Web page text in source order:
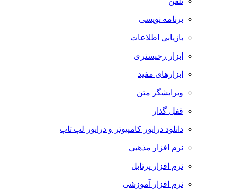
برنامه نویسی
بازیابی اطلاعات
ابزار رجیستری
ابزارهای مفید
ویرایشگر متن
قفل گذار
دانلود درایور کامپیوتر و درایور لپ تاپ
نرم افزار مذهبی
نرم افزار پرتابل
نرم افزار آموزشی